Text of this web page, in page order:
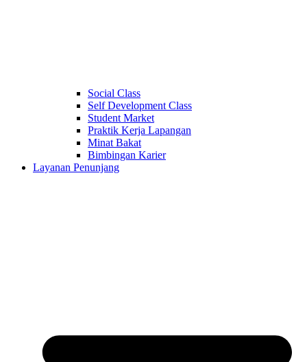
Social Class
Self Development Class
Student Market
Praktik Kerja Lapangan
Minat Bakat
Bimbingan Karier
Layanan Penunjang